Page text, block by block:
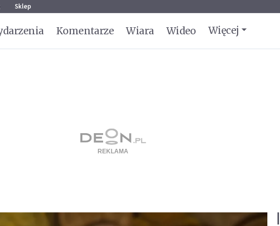
Sklep
Komentarze Wiara Wideo Więcej